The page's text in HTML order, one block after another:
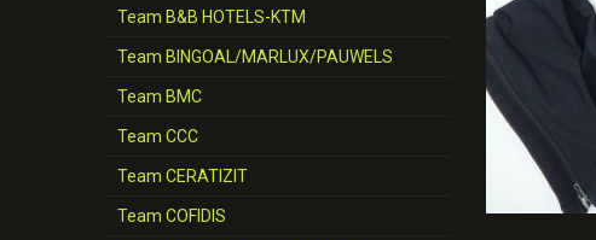
Team B&B HOTELS-KTM
Team BINGOAL/MARLUX/PAUWELS
Team BMC
Team CCC
Team CERATIZIT
Team COFIDIS